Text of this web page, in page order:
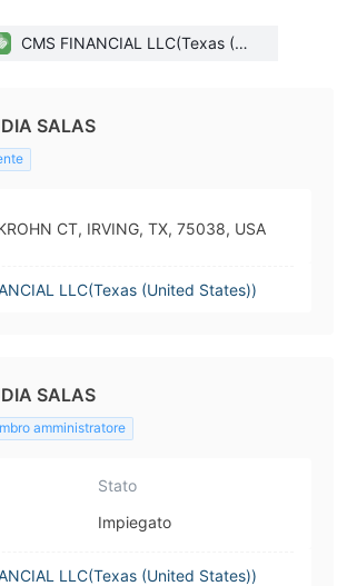
CMS FINANCIAL LLC(Texas (Un
SALAS
CT, IRVING, TX, 75038, USA
LLC(Texas (United States))
SALAS
amministratore
Stato
Impiegato
LLC(Texas (United States))